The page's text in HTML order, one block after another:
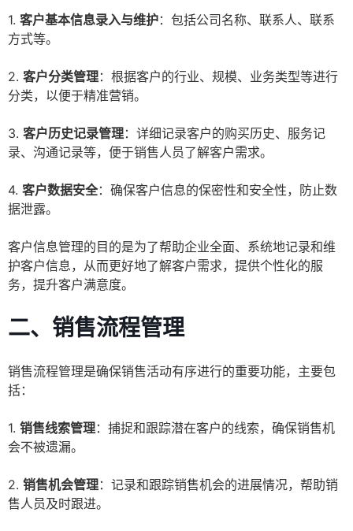
1. 客户基本信息录入与维护：包括公司名称、联系人、联系
方式等。
2. 客户分类管理：根据客户的行业、规模、业务类型等进行
分类，以便于精准营销。
3. 客户历史记录管理：详细记录客户的购买历史、服务记
录、沟通记录等，便于销售人员了解客户需求。
4. 客户数据安全：确保客户信息的保密性和安全性，防止数
据泄露。
客户信息管理的目的是为了帮助企业全面、系统地记录和维
护客户信息，从而更好地了解客户需求，提供个性化的服
务，提升客户满意度。
二、销售流程管理
销售流程管理是确保销售活动有序进行的重要功能，主要包
括：
1. 销售线索管理：捕捉和跟踪潜在客户的线索，确保销售机
会不被遗漏。
2. 销售机会管理：记录和跟踪销售机会的进展情况，帮助销
售人员及时跟进。